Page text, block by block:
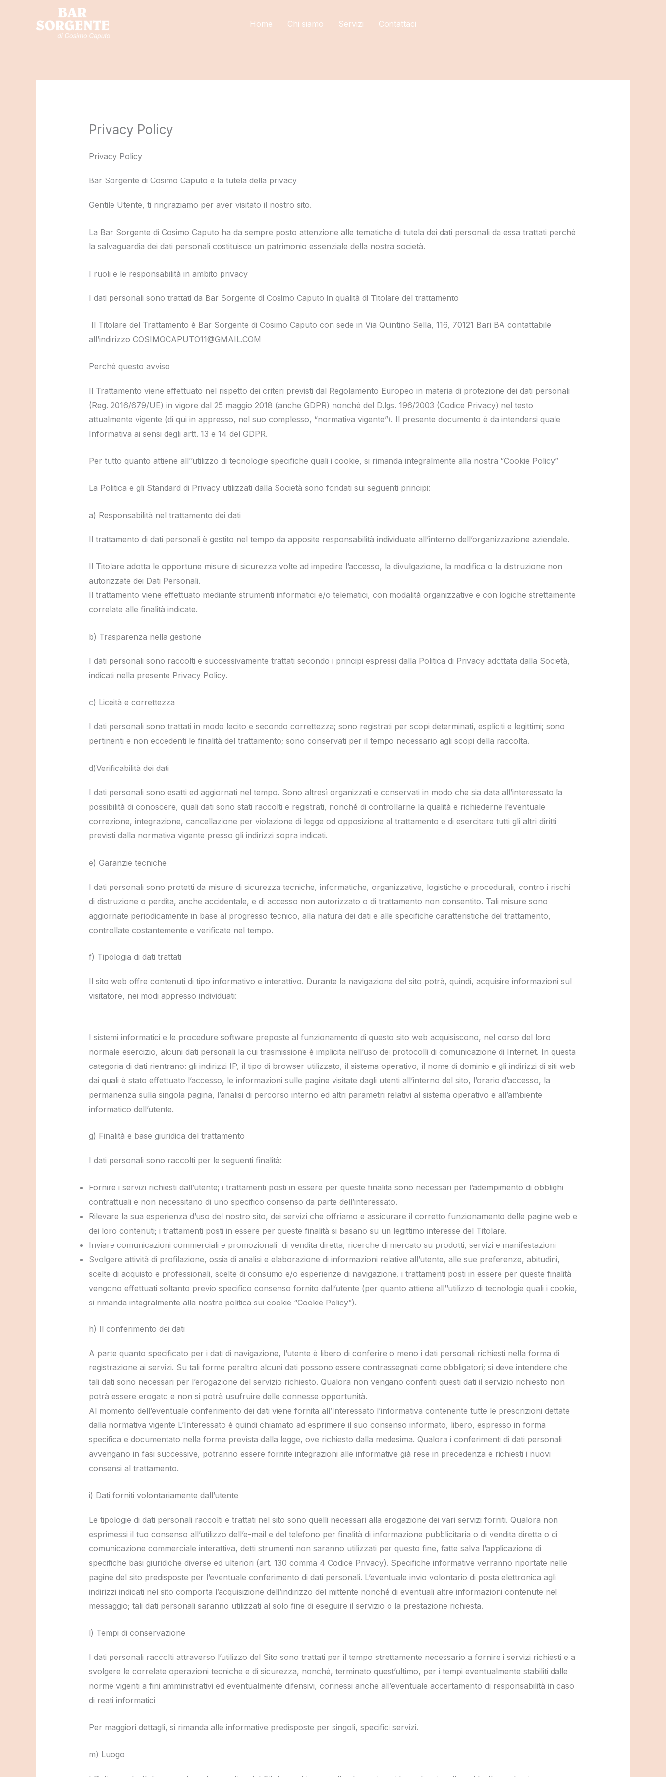
Home Chi siamo Servizi Contattaci
Privacy Policy
Privacy Policy
Bar Sorgente di Cosimo Caputo e la tutela della privacy
Gentile Utente, ti ringraziamo per aver visitato il nostro sito.
La Bar Sorgente di Cosimo Caputo ha da sempre posto attenzione alle tematiche di tutela dei dati personali da essa trattati perché
la salvaguardia dei dati personali costituisce un patrimonio essenziale della nostra società.
I ruoli e le responsabilità in ambito privacy
I dati personali sono trattati da Bar Sorgente di Cosimo Caputo in qualità di Titolare del trattamento
Il Titolare del Trattamento è Bar Sorgente di Cosimo Caputo con sede in Via Quintino Sella, 116, 70121 Bari BA contattabile
all’indirizzo COSIMOCAPUTO11@GMAIL.COM
Perché questo avviso
Il Trattamento viene effettuato nel rispetto dei criteri previsti dal Regolamento Europeo in materia di protezione dei dati personali
(Reg. 2016/679/UE) in vigore dal 25 maggio 2018 (anche GDPR) nonché del D.lgs. 196/2003 (Codice Privacy) nel testo
attualmente vigente (di qui in appresso, nel suo complesso, “normativa vigente”). Il presente documento è da intendersi quale
Informativa ai sensi degli artt. 13 e 14 del GDPR.
Per tutto quanto attiene all’’utilizzo di tecnologie specifiche quali i cookie, si rimanda integralmente alla nostra “Cookie Policy”
La Politica e gli Standard di Privacy utilizzati dalla Società sono fondati sui seguenti principi:
a) Responsabilità nel trattamento dei dati
Il trattamento di dati personali è gestito nel tempo da apposite responsabilità individuate all’interno dell’organizzazione aziendale.
Il Titolare adotta le opportune misure di sicurezza volte ad impedire l’accesso, la divulgazione, la modifica o la distruzione non
autorizzate dei Dati Personali.
Il trattamento viene effettuato mediante strumenti informatici e/o telematici, con modalità organizzative e con logiche strettamente
correlate alle finalità indicate.
b) Trasparenza nella gestione
I dati personali sono raccolti e successivamente trattati secondo i principi espressi dalla Politica di Privacy adottata dalla Società,
indicati nella presente Privacy Policy.
c) Liceità e correttezza
I dati personali sono trattati in modo lecito e secondo correttezza; sono registrati per scopi determinati, espliciti e legittimi; sono
pertinenti e non eccedenti le finalità del trattamento; sono conservati per il tempo necessario agli scopi della raccolta.
d)Verificabilità dei dati
I dati personali sono esatti ed aggiornati nel tempo. Sono altresì organizzati e conservati in modo che sia data all’interessato la
possibilità di conoscere, quali dati sono stati raccolti e registrati, nonché di controllarne la qualità e richiederne l’eventuale
correzione, integrazione, cancellazione per violazione di legge od opposizione al trattamento e di esercitare tutti gli altri diritti
previsti dalla normativa vigente presso gli indirizzi sopra indicati.
e) Garanzie tecniche
I dati personali sono protetti da misure di sicurezza tecniche, informatiche, organizzative, logistiche e procedurali, contro i rischi
di distruzione o perdita, anche accidentale, e di accesso non autorizzato o di trattamento non consentito. Tali misure sono
aggiornate periodicamente in base al progresso tecnico, alla natura dei dati e alle specifiche caratteristiche del trattamento,
controllate costantemente e verificate nel tempo.
f) Tipologia di dati trattati
Il sito web offre contenuti di tipo informativo e interattivo. Durante la navigazione del sito potrà, quindi, acquisire informazioni sul
visitatore, nei modi appresso individuati:
I sistemi informatici e le procedure software preposte al funzionamento di questo sito web acquisiscono, nel corso del loro
normale esercizio, alcuni dati personali la cui trasmissione è implicita nell’uso dei protocolli di comunicazione di Internet. In questa
categoria di dati rientrano: gli indirizzi IP, il tipo di browser utilizzato, il sistema operativo, il nome di dominio e gli indirizzi di siti web
dai quali è stato effettuato l’accesso, le informazioni sulle pagine visitate dagli utenti all’interno del sito, l’orario d’accesso, la
permanenza sulla singola pagina, l’analisi di percorso interno ed altri parametri relativi al sistema operativo e all’ambiente
informatico dell’utente.
g) Finalità e base giuridica del trattamento
I dati personali sono raccolti per le seguenti finalità:
Fornire i servizi richiesti dall’utente; i trattamenti posti in essere per queste finalità sono necessari per l’adempimento di obblighi
contrattuali e non necessitano di uno specifico consenso da parte dell’interessato.
Rilevare la sua esperienza d’uso del nostro sito, dei servizi che offriamo e assicurare il corretto funzionamento delle pagine web e
dei loro contenuti; i trattamenti posti in essere per queste finalità si basano su un legittimo interesse del Titolare.
Inviare comunicazioni commerciali e promozionali, di vendita diretta, ricerche di mercato su prodotti, servizi e manifestazioni
Svolgere attività di profilazione, ossia di analisi e elaborazione di informazioni relative all’utente, alle sue preferenze, abitudini,
scelte di acquisto e professionali, scelte di consumo e/o esperienze di navigazione. i trattamenti posti in essere per queste finalità
vengono effettuati soltanto previo specifico consenso fornito dall’utente (per quanto attiene all’’utilizzo di tecnologie quali i cookie,
si rimanda integralmente alla nostra politica sui cookie “Cookie Policy”).
h) Il conferimento dei dati
A parte quanto specificato per i dati di navigazione, l’utente è libero di conferire o meno i dati personali richiesti nella forma di
registrazione ai servizi. Su tali forme peraltro alcuni dati possono essere contrassegnati come obbligatori; si deve intendere che
tali dati sono necessari per l’erogazione del servizio richiesto. Qualora non vengano conferiti questi dati il servizio richiesto non
potrà essere erogato e non si potrà usufruire delle connesse opportunità.
Al momento dell’eventuale conferimento dei dati viene fornita all’Interessato l’informativa contenente tutte le prescrizioni dettate
dalla normativa vigente L’Interessato è quindi chiamato ad esprimere il suo consenso informato, libero, espresso in forma
specifica e documentato nella forma prevista dalla legge, ove richiesto dalla medesima. Qualora i conferimenti di dati personali
avvengano in fasi successive, potranno essere fornite integrazioni alle informative già rese in precedenza e richiesti i nuovi
consensi al trattamento.
i) Dati forniti volontariamente dall’utente
Le tipologie di dati personali raccolti e trattati nel sito sono quelli necessari alla erogazione dei vari servizi forniti. Qualora non
esprimessi il tuo consenso all’utilizzo dell’e-mail e del telefono per finalità di informazione pubblicitaria o di vendita diretta o di
comunicazione commerciale interattiva, detti strumenti non saranno utilizzati per questo fine, fatte salva l’applicazione di
specifiche basi giuridiche diverse ed ulteriori (art. 130 comma 4 Codice Privacy). Specifiche informative verranno riportate nelle
pagine del sito predisposte per l’eventuale conferimento di dati personali. L’eventuale invio volontario di posta elettronica agli
indirizzi indicati nel sito comporta l’acquisizione dell’indirizzo del mittente nonché di eventuali altre informazioni contenute nel
messaggio; tali dati personali saranno utilizzati al solo fine di eseguire il servizio o la prestazione richiesta.
l) Tempi di conservazione
I dati personali raccolti attraverso l’utilizzo del Sito sono trattati per il tempo strettamente necessario a fornire i servizi richiesti e a
svolgere le correlate operazioni tecniche e di sicurezza, nonché, terminato quest’ultimo, per i tempi eventualmente stabiliti dalle
norme vigenti a fini amministrativi ed eventualmente difensivi, connessi anche all’eventuale accertamento di responsabilità in caso
di reati informatici
Per maggiori dettagli, si rimanda alle informative predisposte per singoli, specifici servizi.
m) Luogo